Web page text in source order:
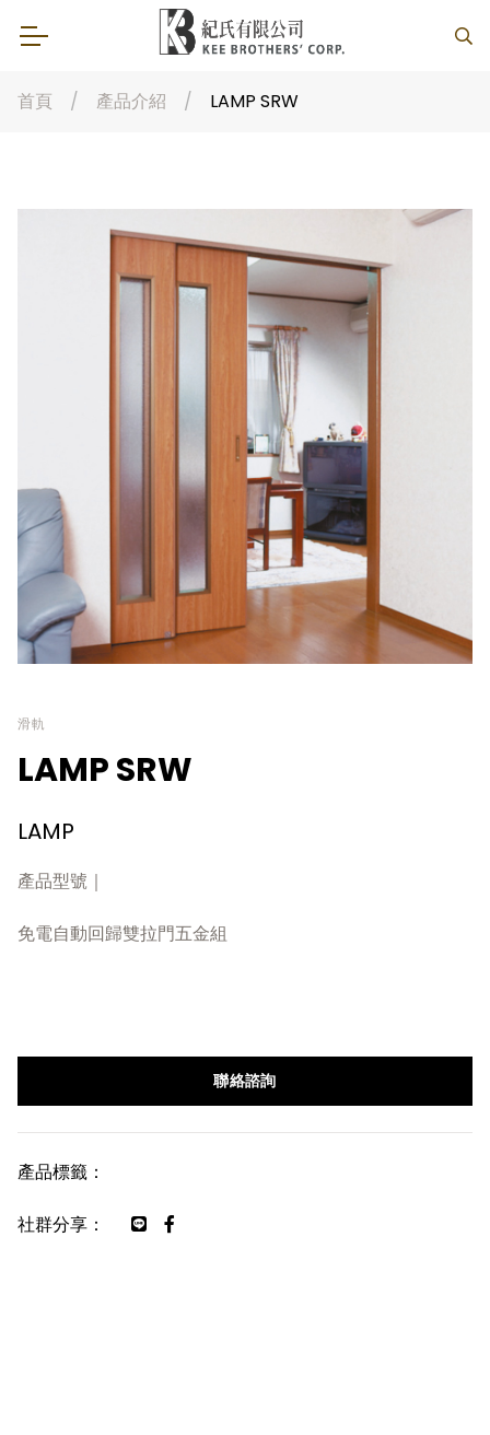
首頁 產品介紹 LAMP SRW
滑軌
LAMP SRW
LAMP
產品型號｜
免電自動回歸雙拉門五金組
聯絡諮詢
產品標籤：
社群分享：